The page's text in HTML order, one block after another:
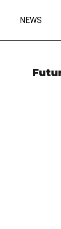
NEWS